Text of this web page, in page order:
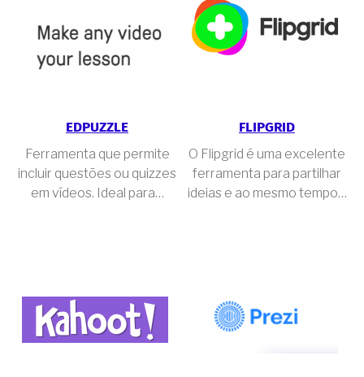
EDPUZZLE
Ferramenta que permite
incluir questões ou quizzes
em vídeos. Ideal para…
FLIPGRID
O Flipgrid é uma excelente
ferramenta para partilhar
ideias e ao mesmo tempo…